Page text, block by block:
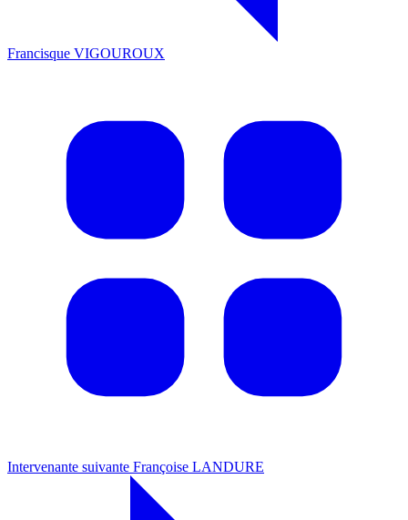
Francisque VIGOUROUX
Intervenante suivante Françoise LANDURE